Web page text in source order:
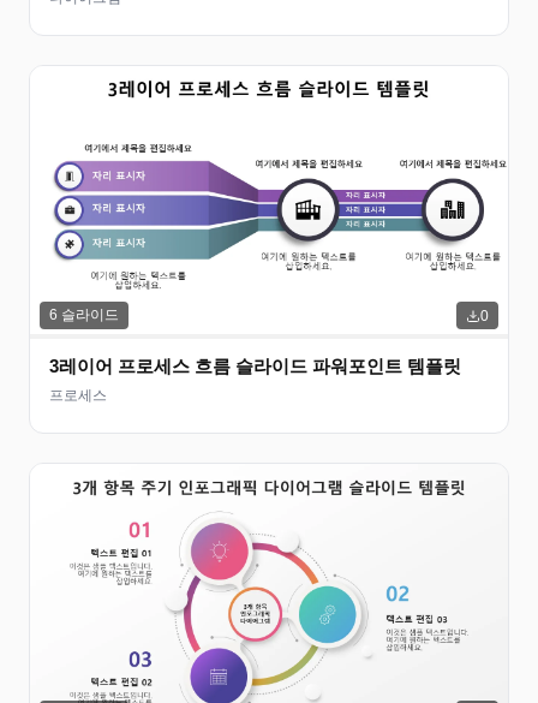
6 슬라이드 0
3레이어 프로세스 흐름 슬라이드 파워포인트 템플릿
프로세스